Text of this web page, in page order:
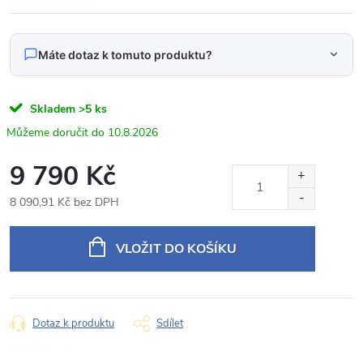
Máte dotaz k tomuto produktu?
Napište nám svůj dotaz
Produkt:
Peugeot Boxer / Citroen Jumper / typ 2
Jméno
Skladem >5 ks
10.8.2026
9 790 Kč
8 090,91 Kč bez DPH
VLOŽIT DO KOŠÍKU
Dotaz k produktu Sdílet